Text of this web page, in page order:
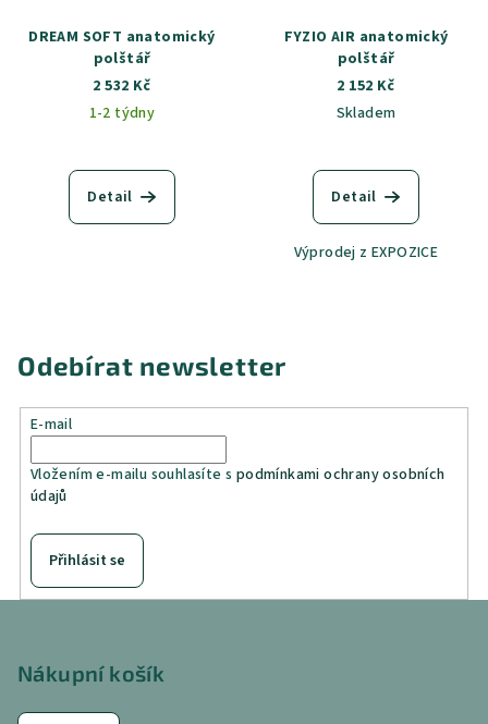
DREAM SOFT anatomický
polštář
2 532 Kč
1-2 týdny
Detail
FYZIO AIR anatomický
polštář
2 152 Kč
Skladem
Detail
Výprodej z EXPOZICE
Odebírat newsletter
E-mail
Vložením e-mailu souhlasíte s podmínkami ochrany osobních
údajů
Přihlásit se
Nákupní košík